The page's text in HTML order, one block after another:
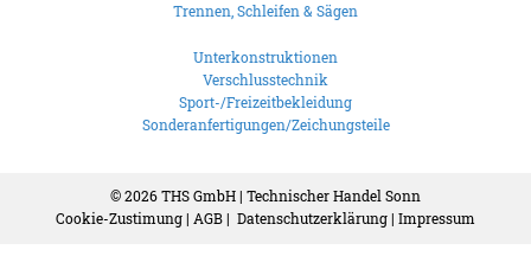
Trennen, Schleifen & Sägen
Unterkonstruktionen
Verschlusstechnik
Sport-/Freizeitbekleidung
Sonderanfertigungen/Zeichungsteile
© 2026THS GmbH | Technischer Handel Sonn
Cookie-Zustimung| AGB| Datenschutzerklärung| Impressum